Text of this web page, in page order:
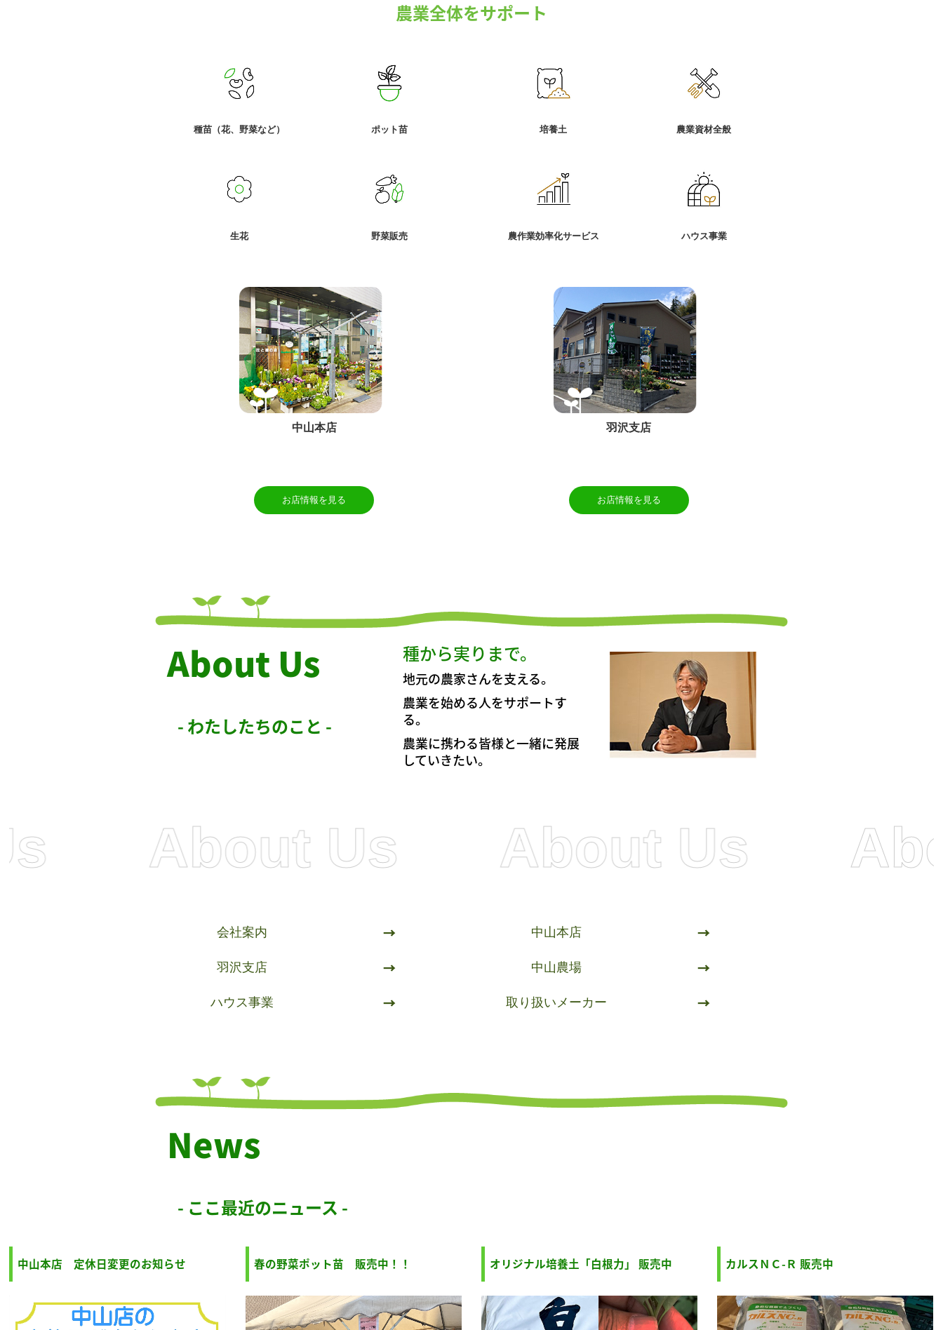
農業全体をサポート
種苗（花、野菜など） ポット苗
生花 野菜販売
中山本店
お店情報を見る
培養土 農業資材全般
農作業効率化サービス ハウス事業
羽沢支店
お店情報を見る
About Us
- わたしたちのこと -
種から実りまで。
地元の農家さんを支える。
農業を始める人をサポートす
る。
農業に携わる皆様と一緒に発展
していきたい。
About Us About Us About
会社案内 →
羽沢支店 →
ハウス事業 →
中山本店 →
中山農場 →
取り扱いメーカー →
News
- ここ最近のニュース -
中山本店 定休日変更のお知らせ 春の野菜ポット苗 販売中！！ オリジナル培養土「白根力」 販売中 カルスＮＣ-Ｒ 販売中